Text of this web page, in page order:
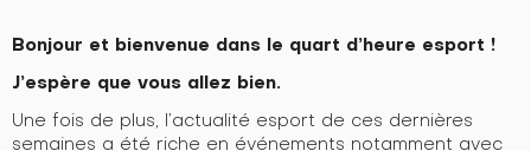
Bonjour et bienvenue dans le quart d’heure esport !
J’espère que vous allez bien.
Une fois de plus, l’actualité esport de ces dernières
semaines a été riche en événements notamment avec